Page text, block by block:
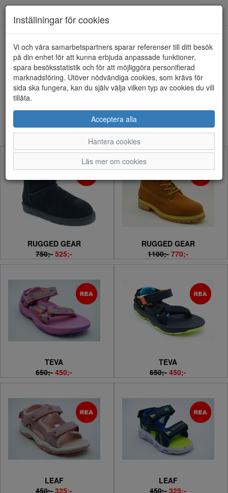
Endast REA
Rensa
124 artiklar hittade
Sortera efter:
RUGGED GEAR
750;- 525;-
RUGGED GEAR
1100;- 770;-
TEVA
650;- 450;-
TEVA
650;- 450;-
LEAF
450;- 325;-
LEAF
450;- 325;-
Inställningar för cookies
Vi och våra samarbetspartners sparar referenser till ditt besök
på din enhet för att kunna erbjuda anpassade funktioner,
spara besöksstatistik och för att möjliggöra personifierad
marknadsföring. Utöver nödvändiga cookies, som krävs för
sida ska fungera, kan du själv välja vilken typ av cookies du vill
tillåta.
Acceptera alla
Hantera cookies
Läs mer om cookies